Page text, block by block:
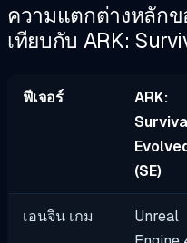
ความแตกต่างหลักข
เทียบกับ ARK:
ฟีเจอร์
ARK:
(SE)
เอนจิน เกม
Unreal